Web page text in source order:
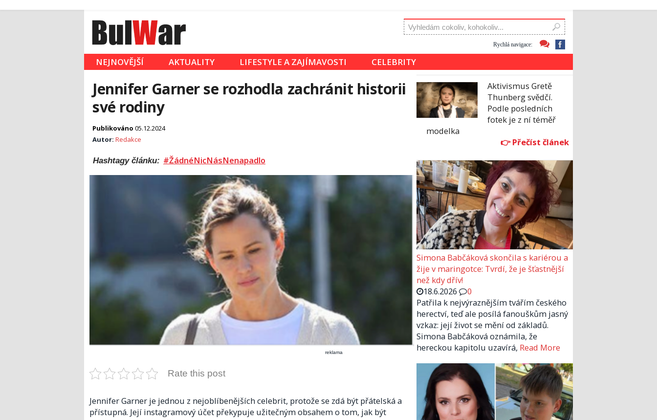
Rychlá navigace:
NEJNOVĚJŠÍ AKTUALITY LIFESTYLE A ZAJÍMAVOSTI CELEBRITY
Jennifer Garner se rozhodla zachránit historii
své rodiny
Publikováno 05.12.2024
Autor: Redakce
Hashtagy článku: #ŽádnéNicNásNenapadlo
reklama
Rate this post
Jennifer Garner je jednou z nejoblíbenějších celebrit, protože se zdá být přátelská a
přístupná. Její instagramový účet překypuje užitečným obsahem o tom, jak být
Aktivismus Gretě
Thunberg svědčí.
Podle posledních
fotek je z ní téměř
modelka
Simona Babčáková skončila s kariérou a
žije v maringotce: Tvrdí, že je šťastnější
než kdy dřív!
18.6.2026
0
Patřila k nejvýraznějším tvářím českého
herectví, teď ale posílá fanouškům jasný
vzkaz: její život se mění od základů.
Simona Babčáková oznámila, že
hereckou kapitolu uzavírá, Read More